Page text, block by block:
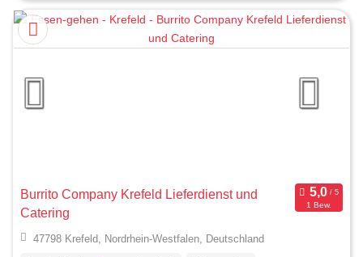
Burrito Company Krefeld Lieferdienst und
Catering
1 Bew.
47798 Krefeld, Nordrhein-Westfalen, Deutschland